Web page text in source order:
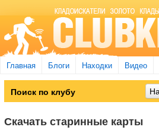
Главная Блоги Находки Видео
Скачать старинные карты